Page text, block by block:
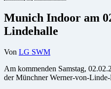
Munich Indoor am
Lindehalle
Von LG SWM
Am kommenden Samstag,
der Münchner Werner-von-